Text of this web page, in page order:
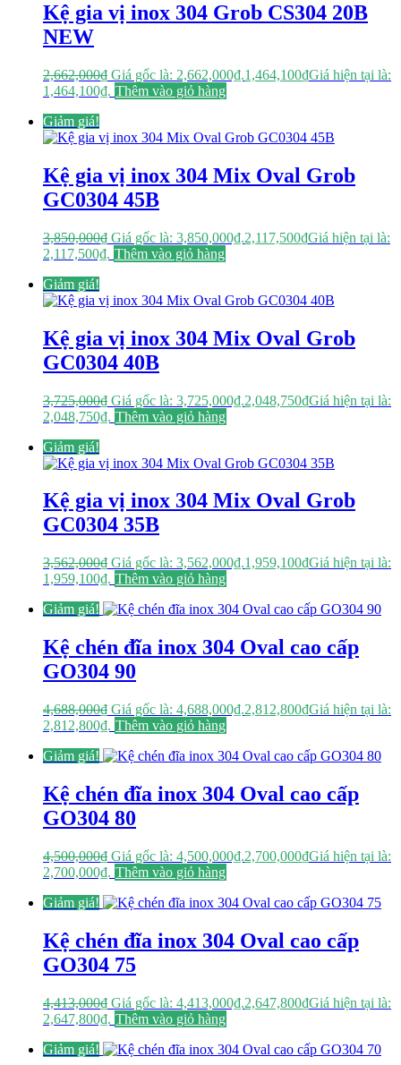
Kệ gia vị inox 304 Grob CS304 20B
NEW
2,662,000₫ Giá gốc là: 2,662,000₫.1,464,100₫Giá hiện tại là:
1,464,100₫. Thêm vào giỏ hàng
Giảm giá!
Kệ gia vị inox 304 Mix Oval Grob
GC0304 45B
3,850,000₫ Giá gốc là: 3,850,000₫.2,117,500₫Giá hiện tại là:
2,117,500₫. Thêm vào giỏ hàng
Giảm giá!
Kệ gia vị inox 304 Mix Oval Grob
GC0304 40B
3,725,000₫ Giá gốc là: 3,725,000₫.2,048,750₫Giá hiện tại là:
2,048,750₫. Thêm vào giỏ hàng
Giảm giá!
Kệ gia vị inox 304 Mix Oval Grob
GC0304 35B
3,562,000₫ Giá gốc là: 3,562,000₫.1,959,100₫Giá hiện tại là:
1,959,100₫. Thêm vào giỏ hàng
Giảm giá!
Kệ chén đĩa inox 304 Oval cao cấp
GO304 90
4,688,000₫ Giá gốc là: 4,688,000₫.2,812,800₫Giá hiện tại là:
2,812,800₫. Thêm vào giỏ hàng
Giảm giá!
Kệ chén đĩa inox 304 Oval cao cấp
GO304 80
4,500,000₫ Giá gốc là: 4,500,000₫.2,700,000₫Giá hiện tại là:
2,700,000₫. Thêm vào giỏ hàng
Giảm giá!
Kệ chén đĩa inox 304 Oval cao cấp
GO304 75
4,413,000₫ Giá gốc là: 4,413,000₫.2,647,800₫Giá hiện tại là:
2,647,800₫. Thêm vào giỏ hàng
Giảm giá!